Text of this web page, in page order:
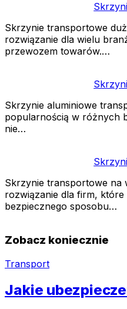
Skrzynie transportowe
rozwiązanie dla wielu
przewozem towarów.…
Skrzynie aluminiowe
popularnością w różnych
nie…
Skrzynie transportowe na
rozwiązanie dla firm,
bezpiecznego sposobu…
Zobacz koniecznie
Transport
Jakie